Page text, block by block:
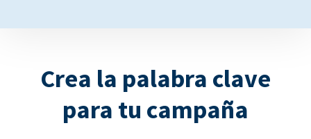
Crea la palabra clave
para tu campaña